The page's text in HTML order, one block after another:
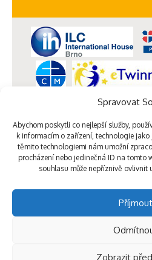
Spravovat
Abychom poskytli co nejlepší služby,
k informacím o zařízení, technologie
těmito technologiemi nám umožní
procházení nebo jedinečná ID na tomto
souhlasu může nepříznivě ovlivnit
Příjmout
Zobrazit